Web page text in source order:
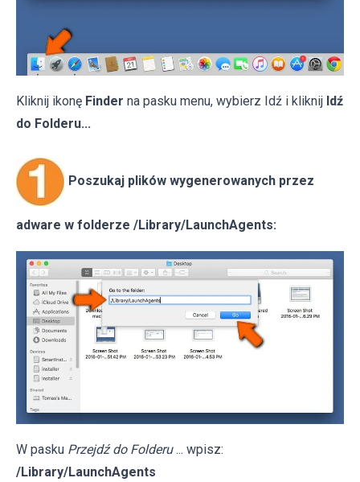
Kliknij ikonę Finder na pasku menu, wybierz Idź i kliknij Idź
do Folderu...
Poszukaj plików wygenerowanych przez
adware w folderze /Library/LaunchAgents:
W pasku Przejdź do Folderu ... wpisz:
/Library/LaunchAgents